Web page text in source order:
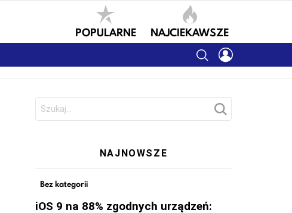
POPULARNE NAJCIEKAWSZE
SEARCH
NAJNOWSZE
Bez kategorii
iOS 9 na 88% zgodnych urządzeń: